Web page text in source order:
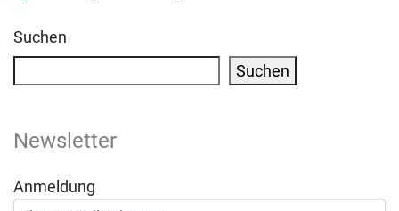
Suchen
Suchen
Newsletter
Anmeldung